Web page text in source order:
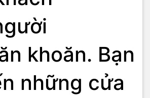
khoăn. Bạn
những cửa